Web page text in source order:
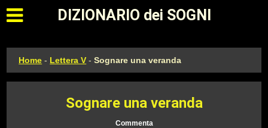
Apri il menu principale
DIZIONARIO dei SOGNI
Home - Lettera V -Sognare una veranda
Sognare una veranda
Commenta